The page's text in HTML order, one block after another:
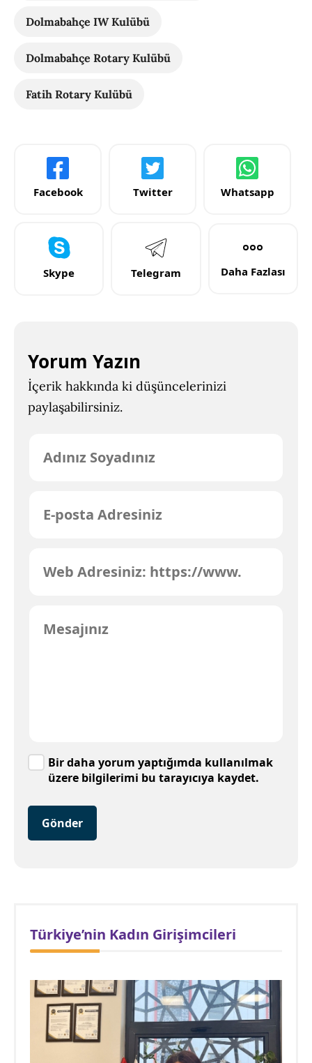
Dolmabahçe IW Kulübü
Dolmabahçe Rotary Kulübü
Fatih Rotary Kulübü
Facebook Twitter Whatsapp
Skype Telegram Daha Fazlası
Yorum Yazın
İçerik hakkında ki düşüncelerinizi
paylaşabilirsiniz.
Bir daha yorum yaptığımda kullanılmak
üzere bilgilerimi bu tarayıcıya kaydet.
Gönder
Türkiye’nin Kadın Girişimcileri